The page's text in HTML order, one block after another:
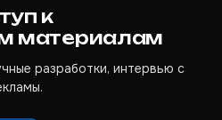
к
материалам
разработки, интервью с